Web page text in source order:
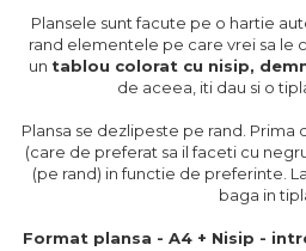
Cadouri personalizate pentru
cei dragi
Cadouri pentru profesori
Cadouri pentru EA
Cadouri pentru EL
Plansele sunt facute pe o hartie
rand elementele pe care vrei sa le
un tablou colorat cu nisip,
de aceea, iti dau si o
Plansa se dezlipeste pe rand.
(care de preferat sa il faceti cu
(pe rand) in functie de preferinte.
baga in
Format plansa - A4 + Nisip -